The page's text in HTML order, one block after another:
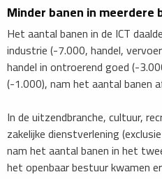
​Minder banen in
Het aantal banen in de ICT
industrie (-7.000, handel,
handel in ontroerend goed (-
(-1.000), nam het aantal banen
In de uitzendbranche, cultuur,
zakelijke dienstverlening
nam het aantal banen in het
het openbaar bestuur kwamen